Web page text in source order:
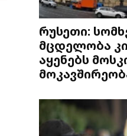
რუსეთი:
მცდელობა
აყენებს